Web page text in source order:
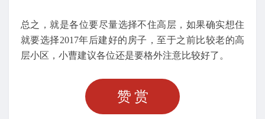
总之，就是各位要尽量选择不住高层，如果确实想住
就要选择2017年后建好的房子，至于之前比较老的高
层小区，小曹建议各位还是要格外注意比较好了。
赞赏